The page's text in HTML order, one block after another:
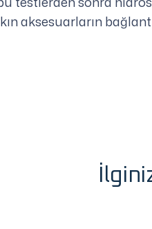
aksesuarların